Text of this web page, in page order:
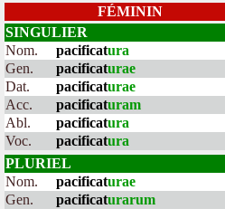
FÉMININ
SINGULIER
Nom.
pacificatura
Gen.
pacificaturae
Dat.
pacificaturae
Acc.
pacificaturam
Abl.
pacificatura
Voc.
pacificatura
PLURIEL
Nom.
pacificaturae
Gen.
pacificaturarum